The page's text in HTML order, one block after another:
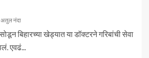
अतुल नंदा
बिहारच्या खेड्यात या डॉक्टरने गरिबांची सेवा
एवढं...